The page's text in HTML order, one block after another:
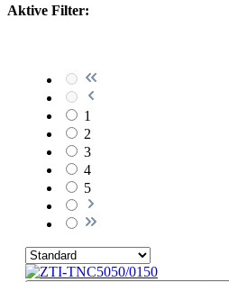
Aktive Filter:
1
2
3
4
5